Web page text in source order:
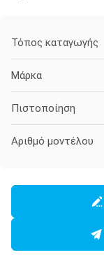
Τόπος καταγωγής
Μάρκα
Πιστοποίηση
Αριθμό μοντέλου